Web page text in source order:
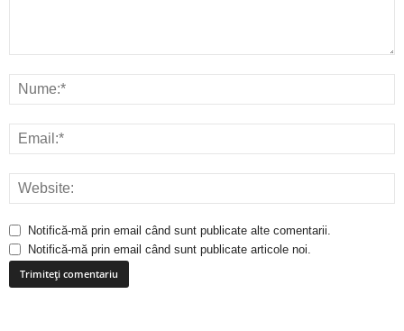
Notifică-mă prin email când sunt publicate alte comentarii.
Notifică-mă prin email când sunt publicate articole noi.